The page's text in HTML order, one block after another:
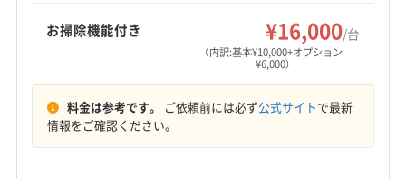
お掃除機能付き ¥16,000/台
（内訳:基本¥10,000+オプション
¥6,000）
料金は参考です。 ご依頼前には必ず公式サイトで最新
情報をご確認ください。